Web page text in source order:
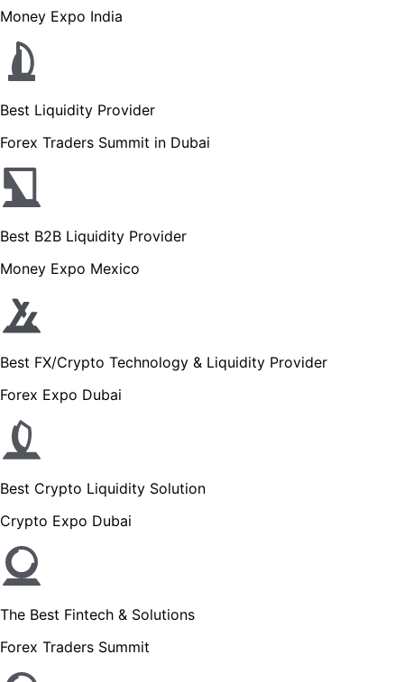
Money Expo India
Best Liquidity Provider
Forex Traders Summit in Dubai
Best B2B Liquidity Provider
Money Expo Mexico
Best FX/Crypto Technology & Liquidity Provider
Forex Expo Dubai
Best Crypto Liquidity Solution
Crypto Expo Dubai
The Best Fintech & Solutions
Forex Traders Summit